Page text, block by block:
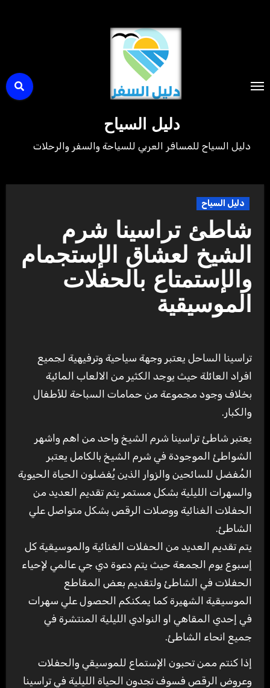
دليل السياح
دليل السياح للمسافر العربي للسياحة والسفر والرحلات
دليل السياح
شاطئ تراسينا شرم
الشيخ لعشاق الإستجمام
والإستمتاع بالحفلات
الموسيقية
تراسينا الساحل يعتبر وجهة سياحية وترفيهية لجميع
افراد العائلة حيث يوجد الكثير من الالعاب المائية
بخلاف وجود مجموعة من حمامات السباحة للأطفال
والكبار.
يعتبر شاطئ تراسينا شرم الشيخ واحد من اهم واشهر
الشواطئ الموجودة في شرم الشيخ بالكامل يعتبر
المُفضل للسائحين والزوار الذين يُفضلون الحياة الحيوية
والسهرات الليلية بشكل مستمر يتم تقديم العديد من
الحفلات الغنائية ووصلات الرقص بشكل متواصل علي
الشاطئ.
يتم تقديم العديد من الحفلات الغنائية والموسيقية كل
إسبوع يوم الجمعة حيث يتم دعوة دي جي عالمي لإحياء
الحفلات في الشاطئ ولتقديم بعض المقاطع
الموسيقية الشهيرة كما يمكنكم الحصول علي سهرات
في إحدي المقاهي او النوادي الليلية المنتشرة في
جميع انحاء الشاطئ.
إذا كنتم ممن تحبون الإستماع للموسيقي والحفلات
وعروض الرقص فسوف تجدون الحياة الليلية في تراسينا